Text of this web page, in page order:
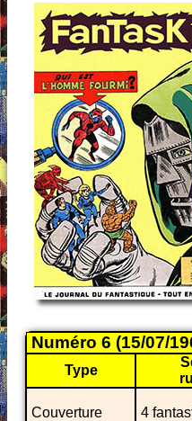
Numéro 6 (15/07/
Type
Couverture 4